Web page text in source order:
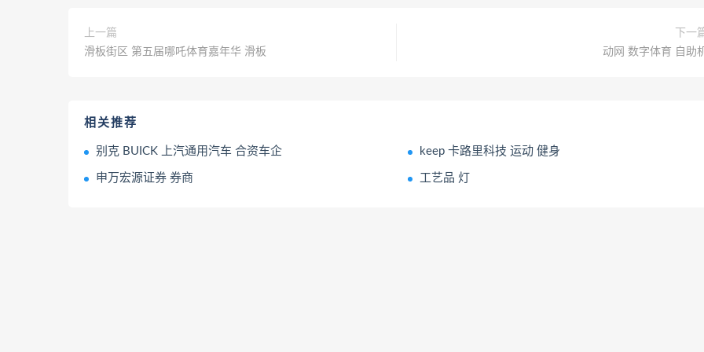
上一篇
滑板街区 第五届哪吒体育嘉年华 滑板
下一
动网 数字体育 自助
相关推荐
别克 BUICK 上汽通用汽车 合资车企 keep 卡路里科技 运动 健身
申万宏源证券 券商 工艺品 灯